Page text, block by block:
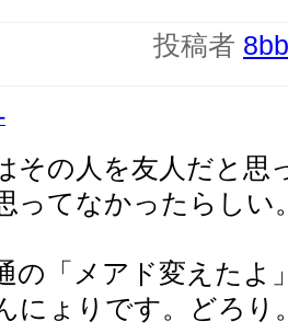
投稿者
その人を友人だと思
ってなかったらしい
の「メアド変えたよ
にょりです。どろり